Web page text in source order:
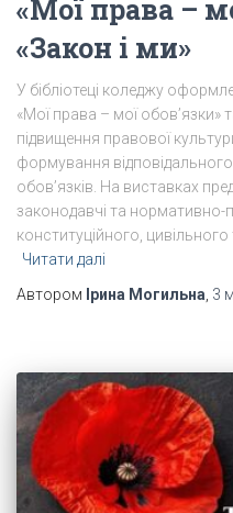
«Мої права –
«Закон і ми»
У бібліотеці коледжу
«Мої права – мої обов’язки»
підвищення правової
формування
обов’язків. На виставках
законодавчі та нормативно-
конституційного,
Читати далі
Автором Ірина Могильна, 3